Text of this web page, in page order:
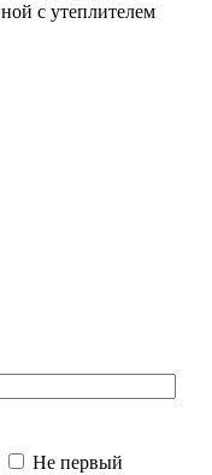
с утеплителем
Не первый